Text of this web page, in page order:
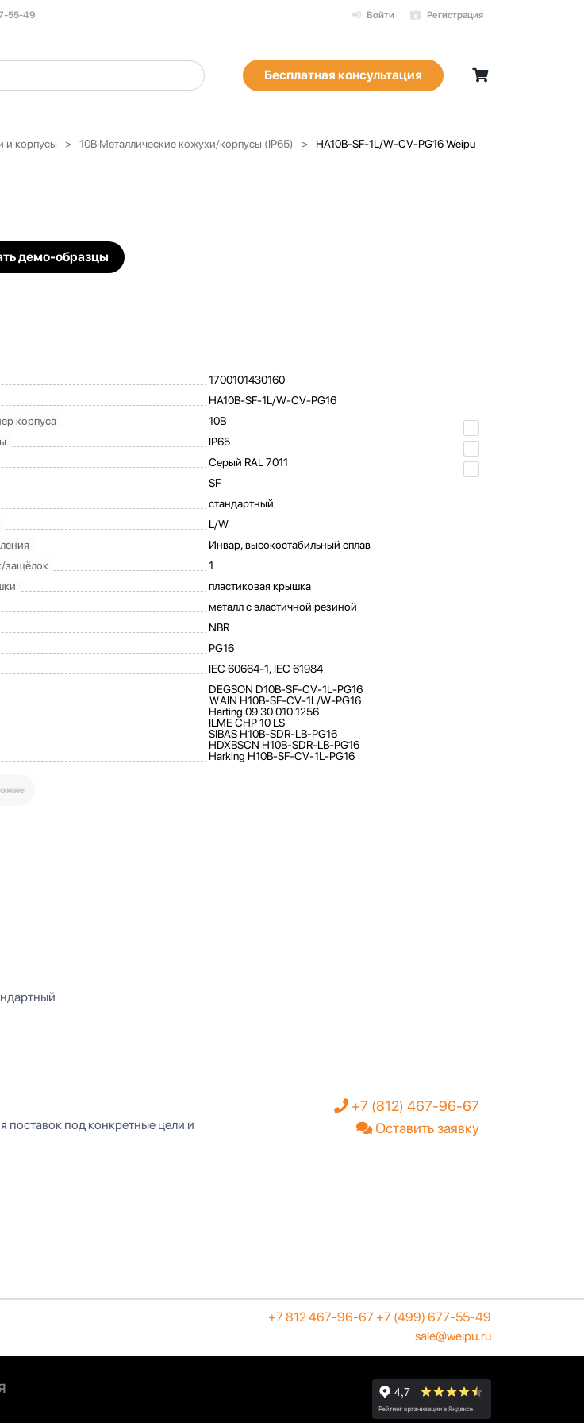
Войти Регистрация
55-49
Бесплатная консультация
и корпусы 10B Металлические кожухи/корпусы (IP65) HA10B-SF-1L/W-CV-PG16 Weipu
демо-образцы
1700101430160
HA10B-SF-1L/W-CV-PG16
корпуса
10B
IP65
Серый RAL 7011
SF
стандартный
L/W
Инвар, высокостабильный сплав
защёлок
1
пластиковая крышка
металл с эластичной резиной
NBR
PG16
IEC 60664-1, IEC 61984
DEGSON D10B-SF-CV-1L-PG16
ＷAIN H10B-SF-CV-1L/W-PG16
Harting 09 30 010 1256
ILME CHP 10 LS
SIBAS H10B-SDR-LB-PG16
HDXBSCN H10B-SDR-LB-PG16
Harking H10B-SF-CV-1L-PG16
под конкретные цели и
+7 (812) 467-96-67
Оставить заявку
+7 812 467-96-67 +7 (499) 677-55-49
sale@weipu.ru